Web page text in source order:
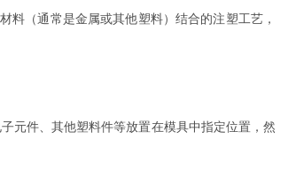
料（通常是金属或其他塑料）结合的注塑工艺，
元件、其他塑料件等放置在模具中指定位置，然